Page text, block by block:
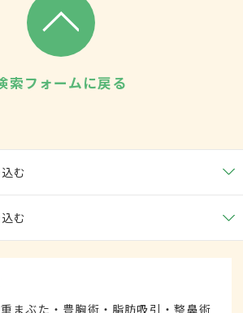
索フォームに戻る
む
む
まぶた・豊胸術・脂肪吸引・整鼻術